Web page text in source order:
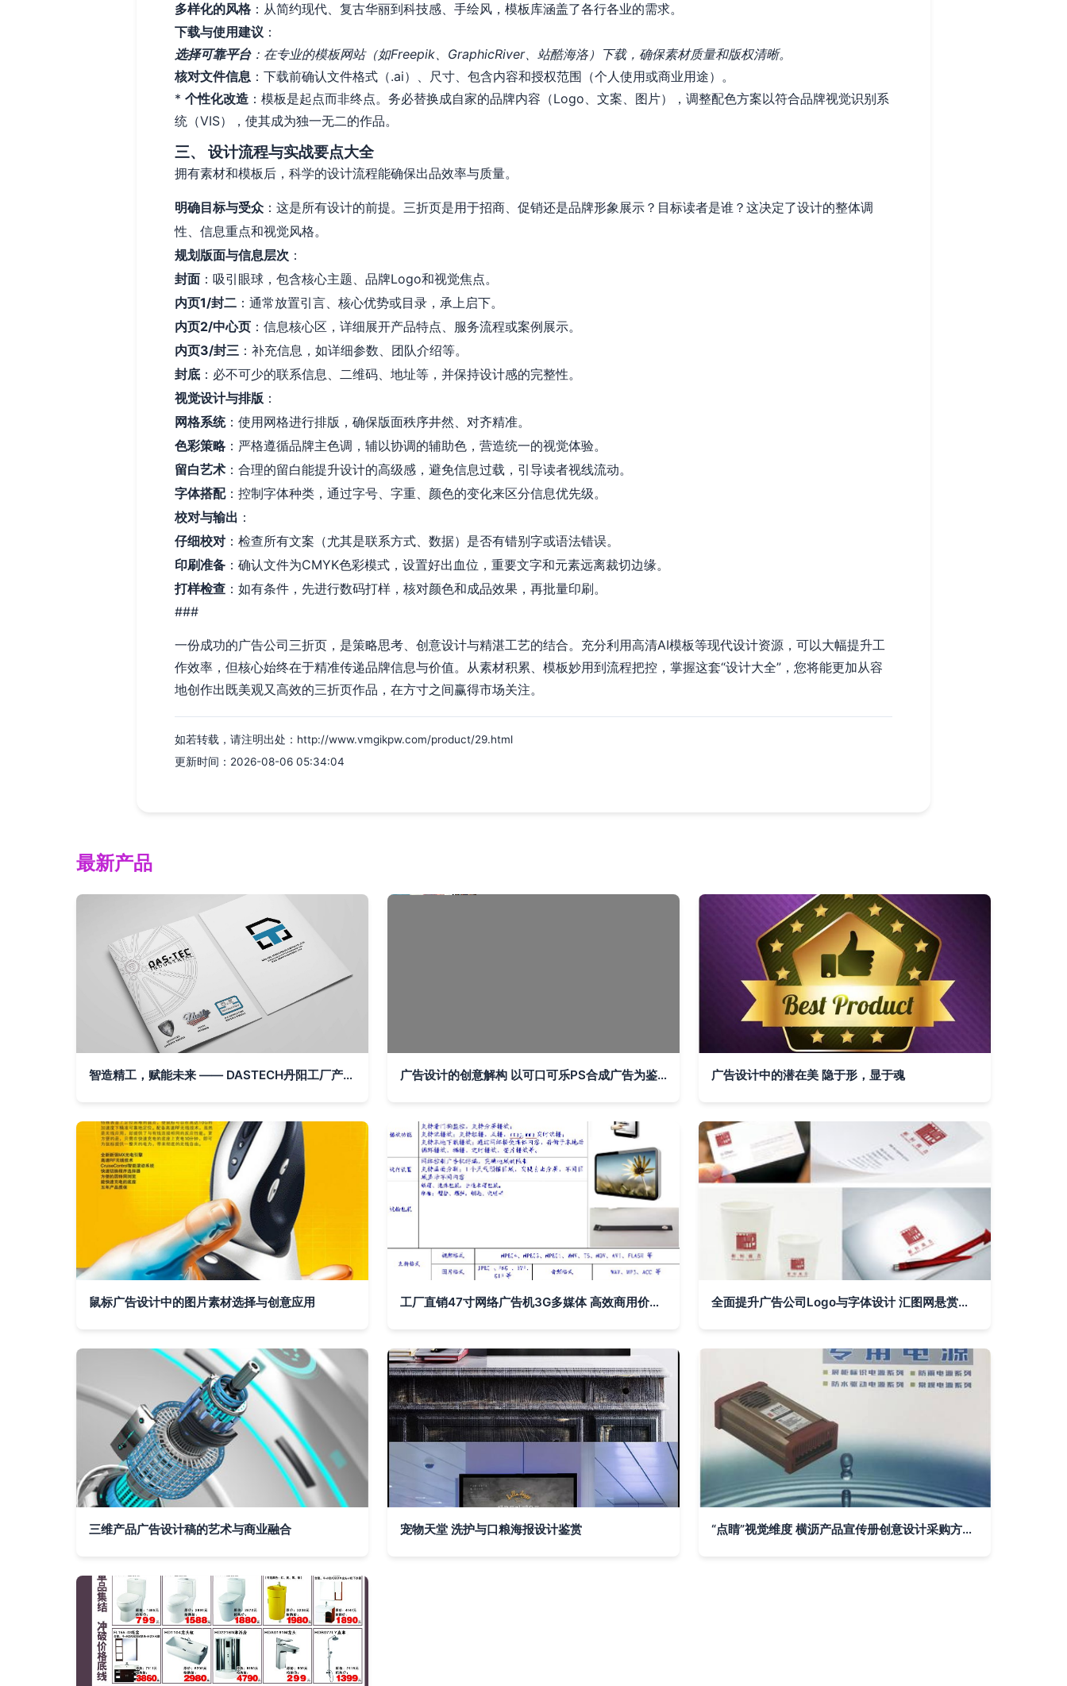
多样化的风格 ：从简约现代、复古华丽到科技感、手绘风，模板库涵盖了各行各业的需求。
下载与使用建议 ：
选择可靠平台：在专业的模板网站（如Freepik、GraphicRiver、站酷海洛）下载，确保素材质量和版权清晰。
核对文件信息 ：下载前确认文件格式（.ai）、尺寸、包含内容和授权范围（个人使用或商业用途）。
* 个性化改造 ：模板是起点而非终点。务必替换成自家的品牌内容（Logo、文案、图片），调整配色方案以符合品牌视觉识别系
统（VIS），使其成为独一无二的作品。
三、 设计流程与实战要点大全
拥有素材和模板后，科学的设计流程能确保出品效率与质量。
明确目标与受众 ：这是所有设计的前提。三折页是用于招商、促销还是品牌形象展示？目标读者是谁？这决定了设计的整体调
性、信息重点和视觉风格。
规划版面与信息层次 ：
封面 ：吸引眼球，包含核心主题、品牌Logo和视觉焦点。
内页1/封二 ：通常放置引言、核心优势或目录，承上启下。
内页2/中心页 ：信息核心区，详细展开产品特点、服务流程或案例展示。
内页3/封三 ：补充信息，如详细参数、团队介绍等。
封底 ：必不可少的联系信息、二维码、地址等，并保持设计感的完整性。
视觉设计与排版 ：
网格系统：使用网格进行排版，确保版面秩序井然、对齐精准。
色彩策略：严格遵循品牌主色调，辅以协调的辅助色，营造统一的视觉体验。
留白艺术 ：合理的留白能提升设计的高级感，避免信息过载，引导读者视线流动。
字体搭配：控制字体种类，通过字号、字重、颜色的变化来区分信息优先级。
校对与输出 ：
仔细校对 ：检查所有文案（尤其是联系方式、数据）是否有错别字或语法错误。
印刷准备 ：确认文件为CMYK色彩模式，设置好出血位，重要文字和元素远离裁切边缘。
打样检查 ：如有条件，先进行数码打样，核对颜色和成品效果，再批量印刷。
###
一份成功的广告公司三折页，是策略思考、创意设计与精湛工艺的结合。充分利用高清AI模板等现代设计资源，可以大幅提升工
作效率，但核心始终在于精准传递品牌信息与价值。从素材积累、模板妙用到流程把控，掌握这套“设计大全”，您将能更加从容
地创作出既美观又高效的三折页作品，在方寸之间赢得市场关注。
如若转载，请注明出处：http://www.vmgikpw.com/product/29.html
更新时间：2026-08-06 05:34:04
最新产品
智造精工，赋能未来 —— DASTECH丹阳工厂产品画册设计概念 广告设计的创意解构 以可口可乐PS合成广告为鉴赏实例 广告设计中的潜在美 隐于形，显于魂
鼠标广告设计中的图片素材选择与创意应用 工厂直销47寸网络广告机3G多媒体 高效商用价值之选 全面提升广告公司Logo与字体设计 汇图网悬赏赛及设计建议
三维产品广告设计稿的艺术与商业融合 宠物天堂 洗护与口粮海报设计鉴赏 “点睛”视觉维度 横沥产品宣传册创意设计采购方案——赋新丰收广告生命张力